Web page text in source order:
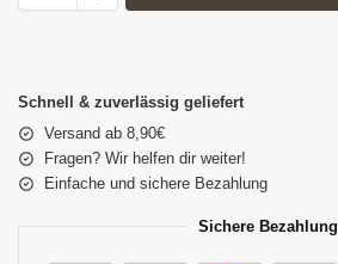
Schnell & zuverlässig geliefert
Versand ab 8,90€
Fragen? Wir helfen dir weiter!
Einfache und sichere Bezahlung
Sichere Bezahlung